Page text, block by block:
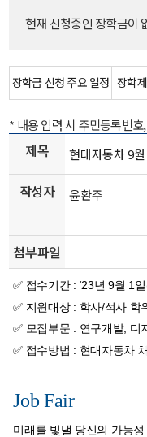
현재 신청중인 장학금이
장학금 신청 주요 일정 장학
* 내용 입력 시 주민등록번
제목 현대자동차 9
작성자 윤환주
첨부파일
✅ 접수기간: ‘23년 9월 1
✅ 지원대상: 학사/석사 학
✅ 모집부문 : 연구개발, 디
✅ 접수방법 : 현대자동차
Job Fair
미래를 빛낼 당신의 가능성